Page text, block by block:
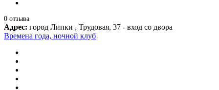
0 отзыва
Адрес: город Липки , Трудовая, 37 - вход со двора
Времена года, ночной клуб